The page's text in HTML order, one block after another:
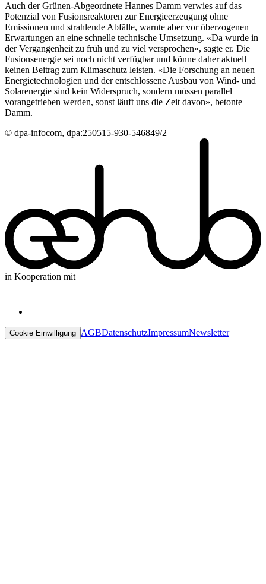
Auch der Grünen-Abgeordnete Hannes Damm verwies auf das
Potenzial von Fusionsreaktoren zur Energieerzeugung ohne
Emissionen und strahlende Abfälle, warnte aber vor überzogenen
Erwartungen an eine schnelle technische Umsetzung. «Da wurde in
der Vergangenheit zu früh und zu viel versprochen», sagte er. Die
Fusionsenergie sei noch nicht verfügbar und könne daher aktuell
keinen Beitrag zum Klimaschutz leisten. «Die Forschung an neuen
Energietechnologien und der entschlossene Ausbau von Wind- und
Solarenergie sind kein Widerspruch, sondern müssen parallel
vorangetrieben werden, sonst läuft uns die Zeit davon», betonte
Damm.
© dpa-infocom, dpa:250515-930-546849/2
in Kooperation mit
Cookie Einwilligung AGBDatenschutzImpressumNewsletter